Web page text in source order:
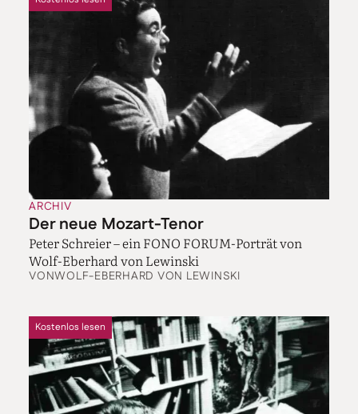
ARCHIV
Der neue Mozart-Tenor
Peter Schreier – ein FONO FORUM-Porträt von
Wolf-Eberhard von Lewinski
VONWOLF-EBERHARD VON LEWINSKI
Kostenlos lesen